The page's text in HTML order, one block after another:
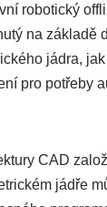
robotický
na základě
jádra,
pro potřeby
CAD
jádře